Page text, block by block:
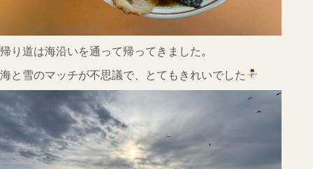
帰り道は海沿いを通って帰ってきました。
海と雪のマッチが不思議で、とてもきれいでした